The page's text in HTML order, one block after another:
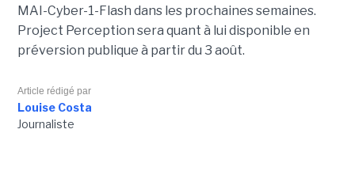
MAI-Cyber-1-Flash dans les prochaines semaines.
Project Perception sera quant à lui disponible en
préversion publique à partir du 3 août.
Article rédigé par
Louise Costa
Journaliste